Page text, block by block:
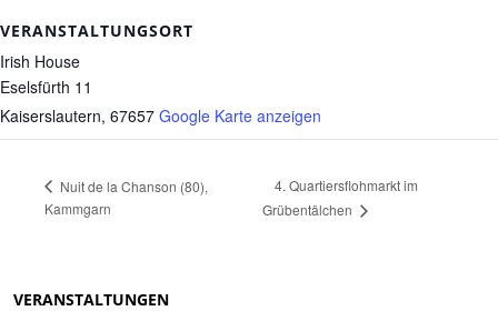
VERANSTALTUNGSORT
Irish House
Eselsfürth 11
Kaiserslautern, 67657 Google Karte anzeigen
Nuit de la Chanson (80),
Kammgarn
4. Quartiersflohmarkt im
Grübentälchen
VERANSTALTUNGEN